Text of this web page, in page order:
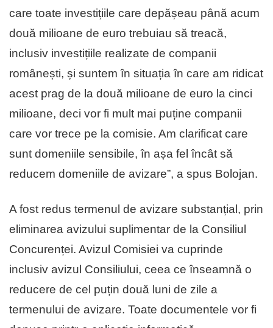
care toate investițiile care depășeau până acum
două milioane de euro trebuiau să treacă,
inclusiv investițiile realizate de companii
românești, și suntem în situația în care am ridicat
acest prag de la două milioane de euro la cinci
milioane, deci vor fi mult mai puține companii
care vor trece pe la comisie. Am clarificat care
sunt domeniile sensibile, în așa fel încât să
reducem domeniile de avizare”, a spus Bolojan.
A fost redus termenul de avizare substanțial, prin
eliminarea avizului suplimentar de la Consiliul
Concurenței. Avizul Comisiei va cuprinde
inclusiv avizul Consiliului, ceea ce înseamnă o
reducere de cel puțin două luni de zile a
termenului de avizare. Toate documentele vor fi